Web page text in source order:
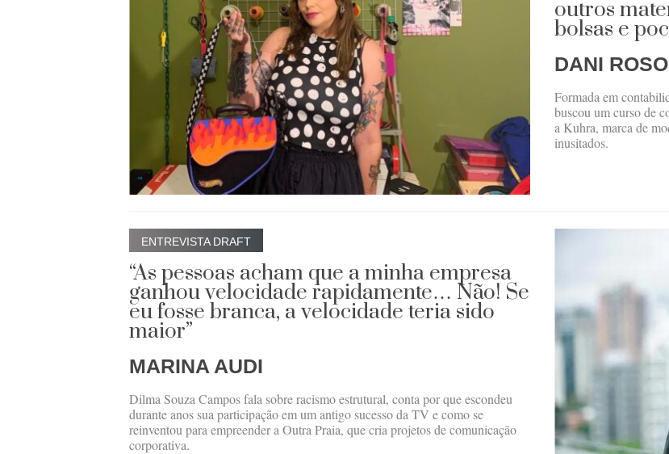
outros
bolsas e
DANI
Formada em
buscou um curso de
a Kuhra, marca de
inusitados.
ENTREVISTA DRAFT
“As pessoas acham que a minha empresa
ganhou velocidade rapidamente… Não! Se
eu fosse branca, a velocidade teria sido
maior”
MARINA AUDI
Dilma Souza Campos fala sobre racismo estrutural, conta por que escondeu
durante anos sua participação em um antigo sucesso da TV e como se
reinventou para empreender a Outra Praia, que cria projetos de comunicação
corporativa.